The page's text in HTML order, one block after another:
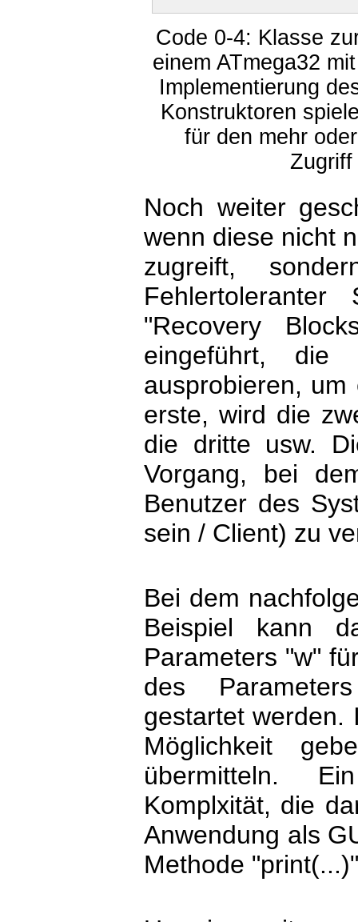
Code 0-4: Klasse
einem ATmega32
Implementierung
Konstruktoren
für den mehr
Zugriff
Noch weiter
wenn diese nicht
zugreift,
"Recovery
eingeführt, die
ausprobieren,
erste, wird die
die dritte usw.
Vorgang, bei
Benutzer des
sein / Client) zu
Bei dem
Beispiel kann
Parameters "w"
des
gestartet werden.
Möglichkeit
übermitteln.
Komplxität, die
Anwendung als
Methode